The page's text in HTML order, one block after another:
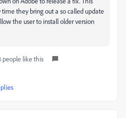
time they bring out a so called update
the user to install older version
people like this